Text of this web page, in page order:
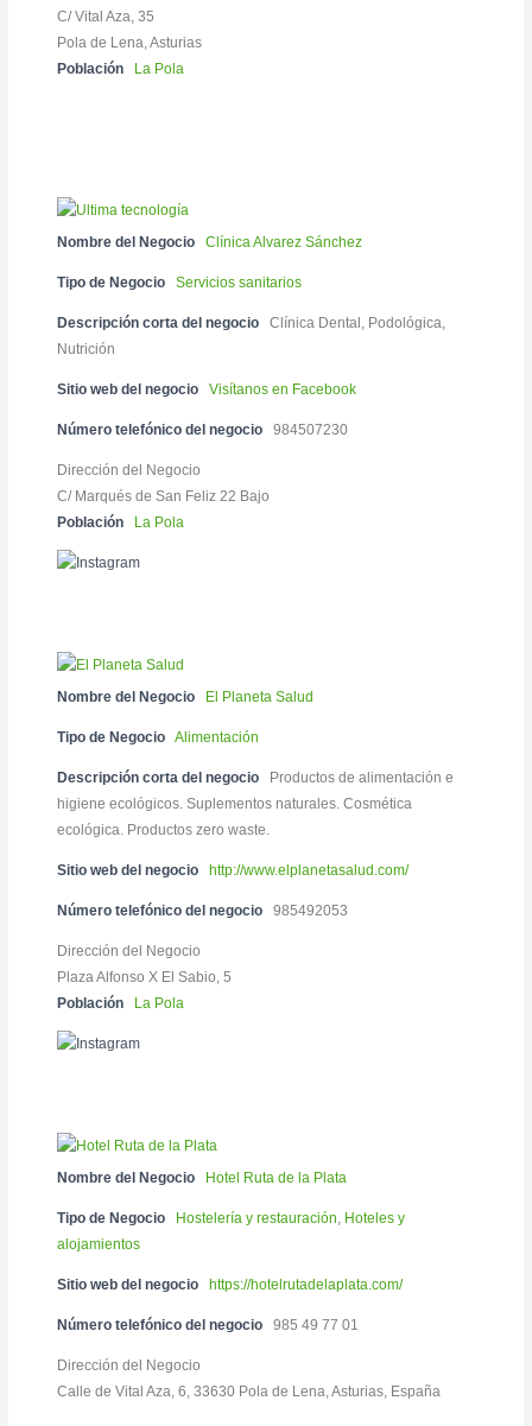
C/ Vital Aza, 35
Pola de Lena, Asturias
Población
La Pola
Nombre del Negocio Clínica Alvarez Sánchez
Tipo de Negocio Servicios sanitarios
Descripción corta del negocio
Clínica Dental, Podológica,
Nutrición
Sitio web del negocio Visítanos en Facebook
Número telefónico del negocio 984507230
Dirección del Negocio
C/ Marqués de San Feliz 22 Bajo
Población
La Pola
Nombre del Negocio El Planeta Salud
Tipo de Negocio Alimentación
Descripción corta del negocio
Productos de alimentación e
higiene ecológicos. Suplementos naturales. Cosmética
ecológica. Productos zero waste.
Sitio web del negocio http://www.elplanetasalud.com/
Número telefónico del negocio 985492053
Dirección del Negocio
Plaza Alfonso X El Sabio, 5
Población
La Pola
Nombre del Negocio Hotel Ruta de la Plata
Tipo de Negocio Hostelería y restauración Hoteles y
alojamientos
Sitio web del negocio https://hotelrutadelaplata.com/
Número telefónico del negocio 985 49 77 01
Dirección del Negocio
Calle de Vital Aza, 6, 33630 Pola de Lena, Asturias, España